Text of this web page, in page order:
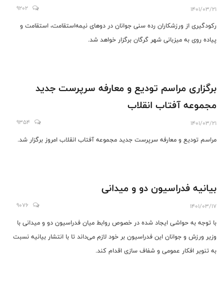
1401/03/21
9202
رکودگیری از ورزشکاران رده سنی جوانان در دوهای نیمه‌استقامت، استقامت و
پیاده روی به میزبانی شهر گرگان برگزار خواهد شد.
برگزاری مراسم تودیع و معارفه سرپرست جدید
مجموعه آفتاب انقلاب
1401/03/21
9354
مراسم تودیع و معارفه سرپرست جدید مجموعه آفتاب انقلاب امروز برگزار شد.
بیانیه فدراسیون دو و میدانی
1401/03/17
9076
با توجه به حواشی ایجاد شده در خصوص روابط میان فدراسیون دو و میدانی با
وزیر ورزش و جوانان این فدراسیون بر خود لازم می‌داند تا با انتشار بیانیه نسبت
به تنویر افکار عمومی و شفاف سازی اقدام کند.